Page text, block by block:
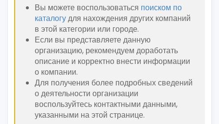
Вы можете воспользоваться поиском по
каталогудля нахождения других компаний
в этой категории или городе.
Если вы представляете данную
организацию, рекомендуем доработать
описание и корректно внести информации
о компании.
Для получения более подробных сведений
о деятельности организации
воспользуйтесь контактными данными,
указанными на этой странице.